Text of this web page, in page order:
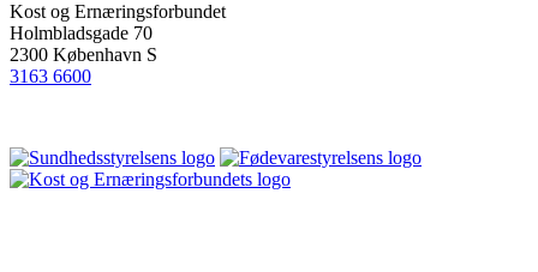
Kost og Ernæringsforbundet
Holmbladsgade 70
2300 København S
3163 6600